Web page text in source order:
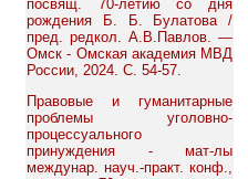
посвящ. 70-летию со дня
рождения Б. Б. Булатова /
пред. редкол. А.В.Павлов. —
Омск - Омская академия МВД
России, 2024. С. 54-57.
Правовые и гуманитарные
проблемы уголовно-
процессуального
принуждения - мат-лы
междунар. науч.-практ. конф.,